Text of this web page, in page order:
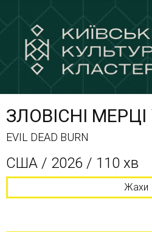
ЗЛОВІСНІ МЕРЦІ
EVIL DEAD BURN
США / 2026 / 110 хв
Жахи